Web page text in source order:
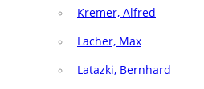
Kremer, Alfred
Lacher, Max
Latazki, Bernhard